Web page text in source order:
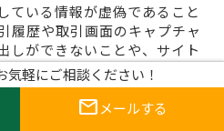
ている情報が虚偽であること
履歴や取引画面のキャプチャ
しができないことや、サイト
場合、その証拠は重要な役割
気軽にご相談ください！
mail メールする